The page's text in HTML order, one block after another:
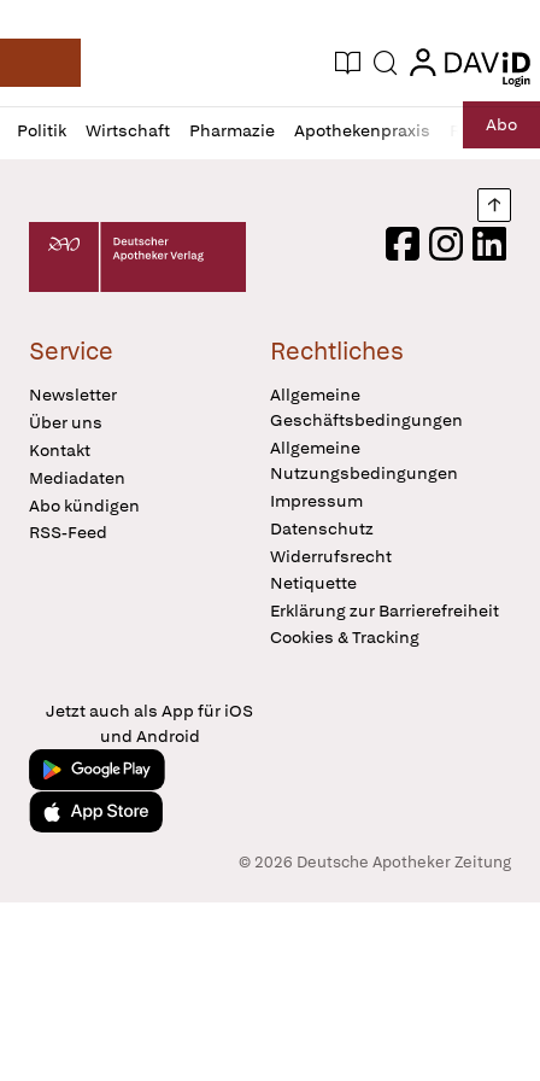
Deutsche Apotheker Zeitung
Aktuelle Ausgabe
Suche login
login
Politik Wirtschaft Pharmazie Apothekenpraxis RechtAbo
Profil
öffnen
Daz
Pur
Deutscher Apotheker Verlag Logo
FacebookInstagram
Service
Newsletter
Über uns
Kontakt
Mediadaten
Abo kündigen
RSS-Feed
Rechtliches
Allgemeine
Geschäftsbedingungen
Allgemeine
Nutzungsbedingungen
Impressum
Datenschutz
Widerrufsrecht
Netiquette
Erklärung zur Barrierefreiheit
Cookies & Tracking
Jetzt auch als App für iOS
und Android
Jetzt bei Google Play
Laden im App Store
© 2026 Deutsche Apotheker Zeitung